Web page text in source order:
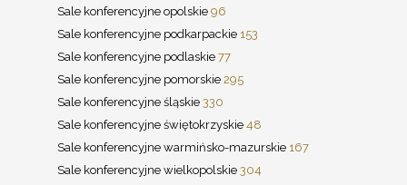
Sale konferencyjne opolskie 96
Sale konferencyjne podkarpackie 153
Sale konferencyjne podlaskie 77
Sale konferencyjne pomorskie 295
Sale konferencyjne śląskie 330
Sale konferencyjne świętokrzyskie 48
Sale konferencyjne warmińsko-mazurskie 167
Sale konferencyjne wielkopolskie 304